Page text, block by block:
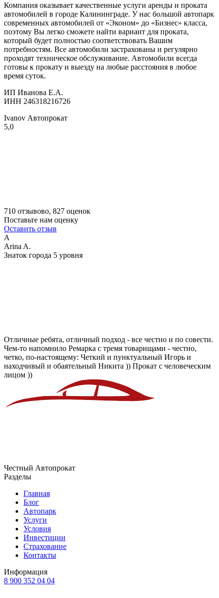
Компания оказывает качественные услуги аренды и проката
автомобилей в городе Калининграде. У нас большой автопарк
современных автомобилей от «Эконом» до «Бизнес» класса,
поэтому Вы легко сможете найти вариант для проката,
который будет полностью соответствовать Вашим
потребностям. Все автомобили застрахованы и регулярно
проходят техническое обслуживание. Автомобили всегда
готовы к прокату и выезду на любые расстояния в любое
время суток.
ИП Иванова Е.А.
ИНН 246318216726
Ivanov Автопрокат
5,0
710 отзывово, 827 оценок
Поставьте нам оценку
Оставить отзыв
A
Arina A.
Знаток города 5 уровня
Отличные ребята, отличный подход - все честно и по совести.
Чем-то напомнило Ремарка с тремя товарищами - честно,
четко, по-настоящему: Четкий и пунктуальный Игорь и
находчивый и обаятельный Никита )) Прокат с человеческим
лицом ))
Честный Автопрокат
Разделы
Главная
Блог
Автопарк
Услуги
Условия
Инвестиции
Страхование
Контакты
Информация
8 900 352 04 04